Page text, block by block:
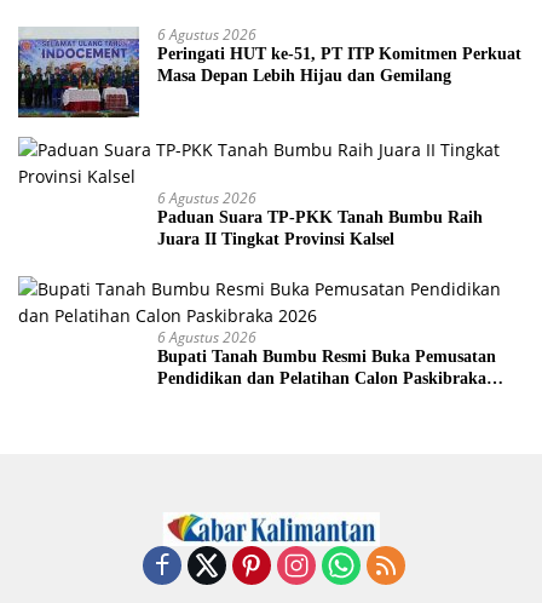
6 Agustus 2026
Peringati HUT ke-51, PT ITP Komitmen Perkuat
Masa Depan Lebih Hijau dan Gemilang
6 Agustus 2026
Paduan Suara TP-PKK Tanah Bumbu Raih
Juara II Tingkat Provinsi Kalsel
6 Agustus 2026
Bupati Tanah Bumbu Resmi Buka Pemusatan
Pendidikan dan Pelatihan Calon Paskibraka